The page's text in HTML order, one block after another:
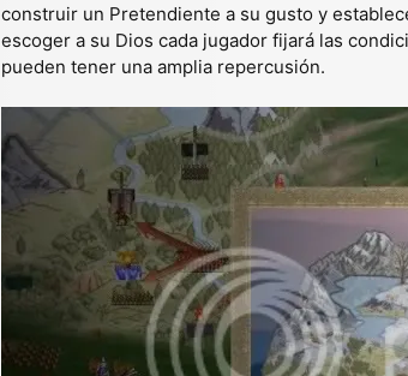
construir un Pretendiente a su gusto y
escoger a su Dios cada jugador fijará las
pueden tener una amplia repercusión.